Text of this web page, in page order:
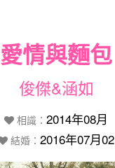
愛情與麵包
俊傑&涵如
相識： 2014年08月
結婚： 2016年07月02